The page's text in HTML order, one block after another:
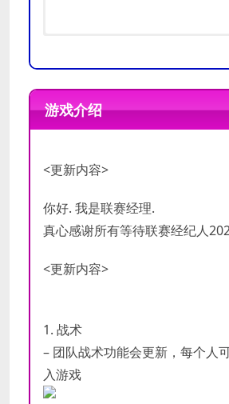
游戏介绍
<更新内容>
你好. 我是联赛经理.
真心感谢所有等待联赛经纪人
<更新内容>
1. 战术
– 团队战术功能会更新，每个人
入游戏